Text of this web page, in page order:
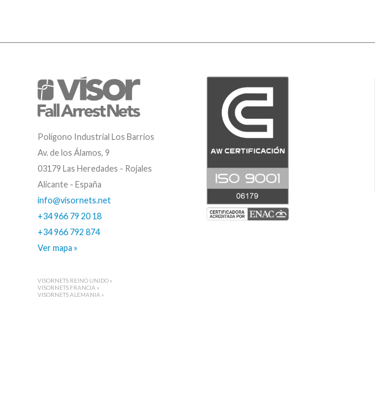
Polígono Industrial Los Barrios
Av. de los Álamos, 9
03179 Las Heredades - Rojales
Alicante - España
info@visornets.net
+34 966 79 20 18
+34 966 792 874
Ver mapa »
VISORNETS REINO UNIDO »
VISORNETS FRANCIA »
VISORNETS ALEMANIA »